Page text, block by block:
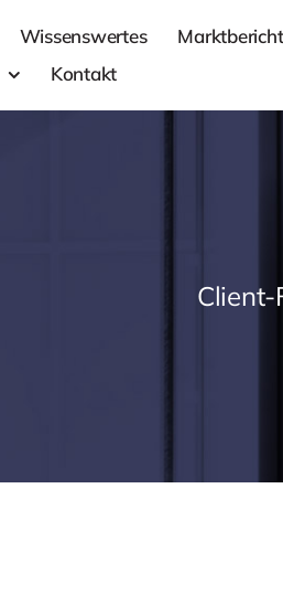
Wissenswertes
Kontakt
Client-